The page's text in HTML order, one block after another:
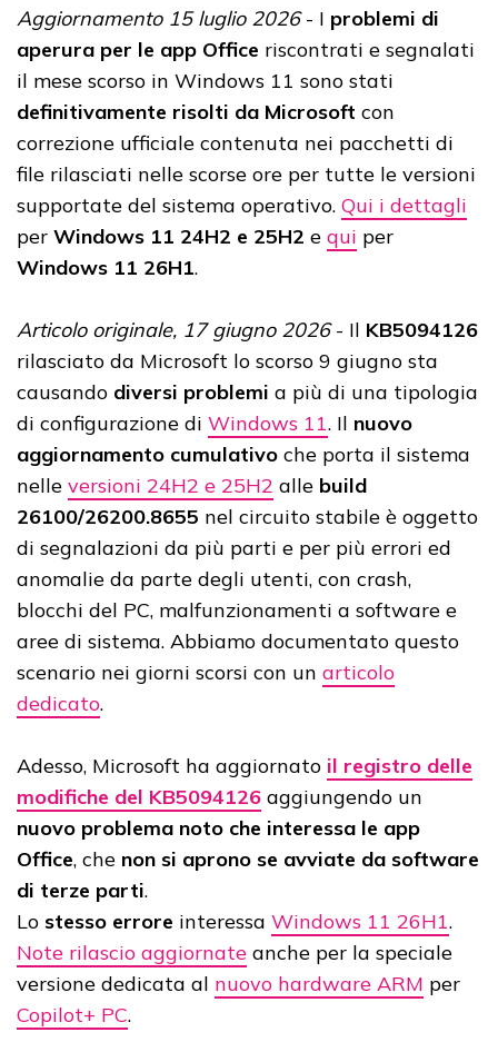
Aggiornamento 15 luglio 2026- I problemi di
aperura per le app Office riscontrati e segnalati
il mese scorso in Windows 11 sono stati
definitivamente risolti da Microsoft con
correzione ufficiale contenuta nei pacchetti di
file rilasciati nelle scorse ore per tutte le versioni
supportate del sistema operativo. Qui i dettagli
per Windows 11 24H2 e 25H2 e qui per
Windows 11 26H1.
Articolo originale, 17 giugno 2026- Il KB5094126
rilasciato da Microsoft lo scorso 9 giugno sta
causando diversi problemi a più di una tipologia
di configurazione di Windows 11. Il nuovo
aggiornamento cumulativo che porta il sistema
nelle versioni 24H2 e 25H2 alle build
26100/26200.8655 nel circuito stabile è oggetto
di segnalazioni da più parti e per più errori ed
anomalie da parte degli utenti, con crash,
blocchi del PC, malfunzionamenti a software e
aree di sistema. Abbiamo documentato questo
scenario nei giorni scorsi con un articolo
dedicato.
Adesso, Microsoft ha aggiornato il registro delle
modifiche del KB5094126 aggiungendo un
nuovo problema noto che interessa le app
Office, che non si aprono se avviate da software
di terze parti.
Lo stesso errore interessa Windows 11 26H1.
Note rilascio aggiornate anche per la speciale
versione dedicata al nuovo hardware ARM per
Copilot+ PC.